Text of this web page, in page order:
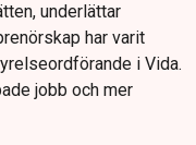
underlättar
har varit
i Vida.
jobb och mer